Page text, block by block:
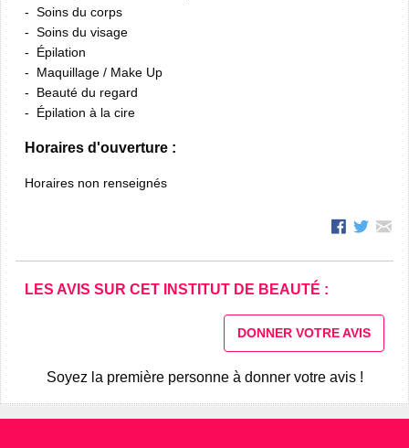
Soins du corps
Soins du visage
Épilation
Maquillage / Make Up
Beauté du regard
Épilation à la cire
Horaires d'ouverture :
Horaires non renseignés
LES AVIS SUR CET INSTITUT DE BEAUTÉ :
DONNER VOTRE AVIS
Soyez la première personne à donner votre avis !